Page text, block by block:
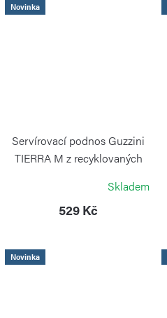
Novinka
Servírovací podnos Guzzini
TIERRA M z recyklovaných
Skladem
529 Kč
Novinka